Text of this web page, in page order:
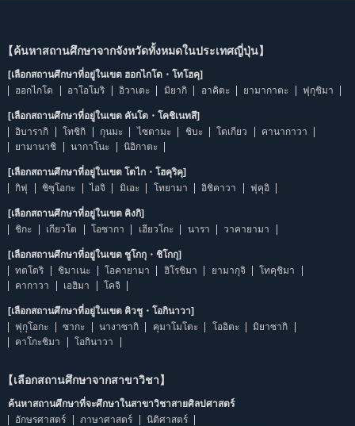
【ค้นหาสถานศึกษาจากจังหวัดทั้งหมดในประเทศญี่ปุ่น】
[เลือกสถานศึกษาที่อยู่ในเขต ฮอกไกโด・โทโฮคุ]
ฮอกไกโด
อาโอโมริ อิวาเตะ มิยากิ อาคิตะ ยามากาตะ ฟุกุชิมา
[เลือกสถานศึกษาที่อยู่ในเขต คันโต・โคชิเนทสึ]
อิบารากิ
โทชิกิ กุนมะ ไซตามะ ชิบะ โตเกียว
คานากาวา
ยามานาชิ
นากาโนะ นิอิกาตะ
[เลือกสถานศึกษาที่อยู่ในเขต โตไก・โฮคุริคุ]
กิฟุ
ชิซุโอกะ ไอจิ มิเอะ โทยามา อิชิคาวา ฟุคุอิ
[เลือกสถานศึกษาที่อยู่ในเขต คิงกิ]
ชิกะ
เกียวโต โอซากา เฮียวโกะ นารา วาคายามา
[เลือกสถานศึกษาที่อยู่ในเขต ชูโกกุ・ชิโกกุ]
ทตโตริ
ชิมาเนะ โอคายามา ฮิโรชิมา ยามากุจิ
โทคุชิมา
คากาวา
เอฮิมา โคจิ
[เลือกสถานศึกษาที่อยู่ในเขต คิวชู・โอกินาวา]
ฟุกุโอกะ
ซากะ นางาซากิ คุมาโมโตะ โออิตะ
มิยาซากิ
คาโกะชิมา
โอกินาวา
【เลือกสถานศึกษาจากสาขาวิชา】
ค้นหาสถานศึกษาที่จะศึกษาในสาขาวิชาสายศิลปศาสตร์
อักษรศาสตร์
ภาษาศาสตร์
นิติศาสตร์